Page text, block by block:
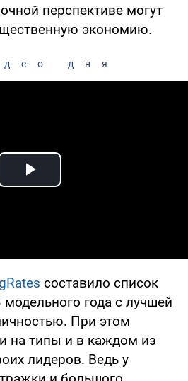
перспективе могут
экономию.
дня
Play Video
составило список
года с лучшей
При этом
на типы и в каждом из
лидеров. Ведь у